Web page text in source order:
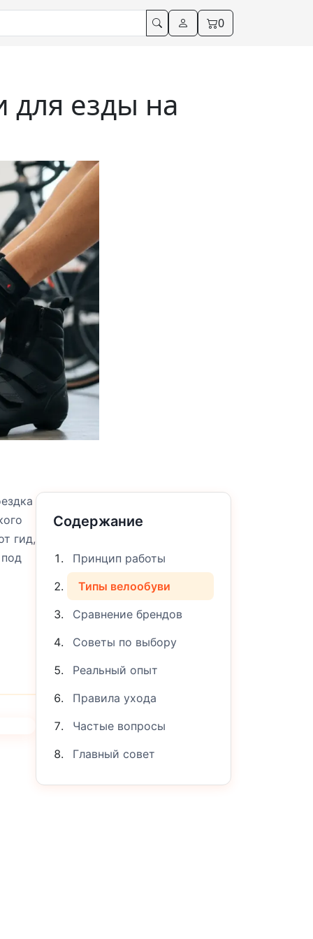
0
для езды на
гид,
Содержание
Принцип работы
Типы велообуви
Сравнение брендов
Советы по выбору
Реальный опыт
Правила ухода
Частые вопросы
Главный совет